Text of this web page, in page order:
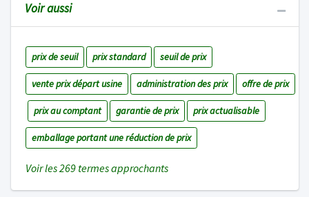
Voir aussi
prix de seuil prix standard seuil de prix
vente prix départ usine administration des prix offre de prix
prix au comptant garantie de prix prix actualisable
emballage portant une réduction de prix
Voir les 269 termes approchants